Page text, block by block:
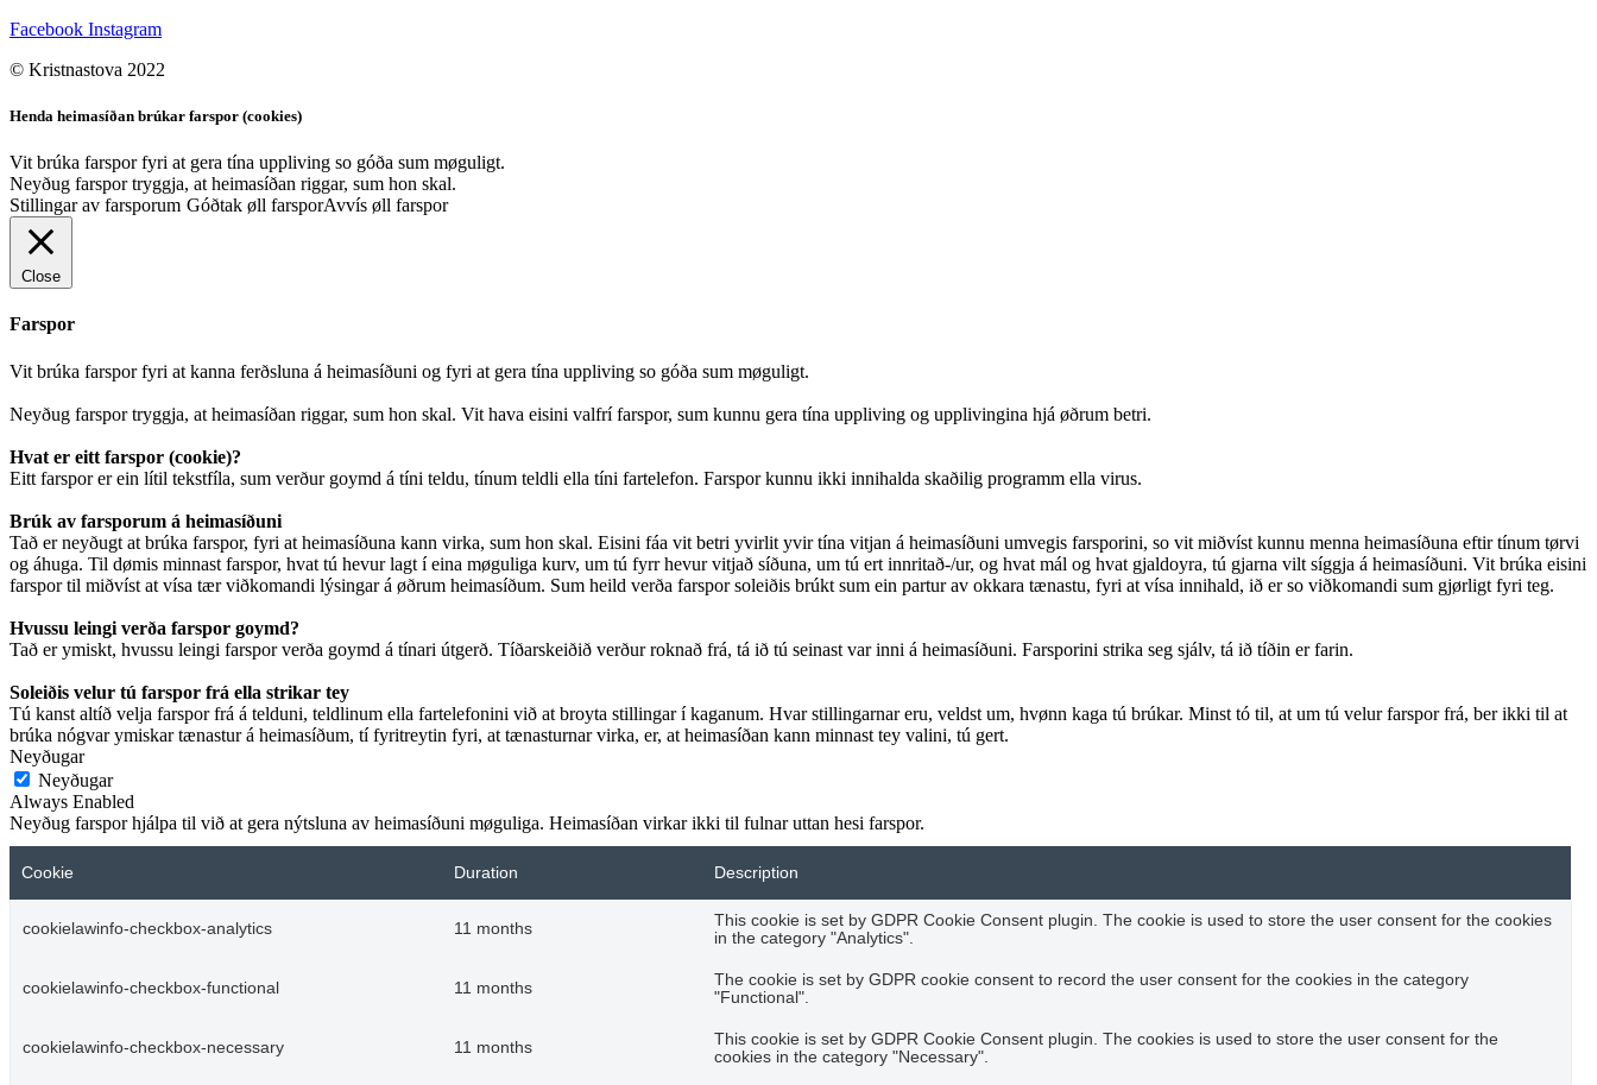
Facebook Instagram
© Kristnastova 2022
Henda heimasíðan brúkar farspor (cookies)
Vit brúka farspor fyri at gera tína uppliving so góða sum møguligt.
Neyðug farspor tryggja, at heimasíðan riggar, sum hon skal.
Stillingar av farsporum Góðtak øll farsporAvvís øll farspor
Close
Farspor
Vit brúka farspor fyri at kanna ferðsluna á heimasíðuni og fyri at gera tína uppliving so góða sum møguligt.
Neyðug farspor tryggja, at heimasíðan riggar, sum hon skal. Vit hava eisini valfrí farspor, sum kunnu gera tína uppliving og upplivingina hjá øðrum betri.
Hvat er eitt farspor (cookie)?
Eitt farspor er ein lítil tekstfíla, sum verður goymd á tíni teldu, tínum teldli ella tíni fartelefon. Farspor kunnu ikki innihalda skaðilig programm ella virus.
Brúk av farsporum á heimasíðuni
Tað er neyðugt at brúka farspor, fyri at heimasíðuna kann virka, sum hon skal. Eisini fáa vit betri yvirlit yvir tína vitjan á heimasíðuni umvegis farsporini, so vit miðvíst kunnu menna heimasíðuna eftir tínum tørvi
og áhuga. Til dømis minnast farspor, hvat tú hevur lagt í eina møguliga kurv, um tú fyrr hevur vitjað síðuna, um tú ert innritað-/ur, og hvat mál og hvat gjaldoyra, tú gjarna vilt síggja á heimasíðuni. Vit brúka eisini
farspor til miðvíst at vísa tær viðkomandi lýsingar á øðrum heimasíðum. Sum heild verða farspor soleiðis brúkt sum ein partur av okkara tænastu, fyri at vísa innihald, ið er so viðkomandi sum gjørligt fyri teg.
Hvussu leingi verða farspor goymd?
Tað er ymiskt, hvussu leingi farspor verða goymd á tínari útgerð. Tíðarskeiðið verður roknað frá, tá ið tú seinast var inni á heimasíðuni. Farsporini strika seg sjálv, tá ið tíðin er farin.
Soleiðis velur tú farspor frá ella strikar tey
Tú kanst altíð velja farspor frá á telduni, teldlinum ella fartelefonini við at broyta stillingar í kaganum. Hvar stillingarnar eru, veldst um, hvønn kaga tú brúkar. Minst tó til, at um tú velur farspor frá, ber ikki til at
brúka nógvar ymiskar tænastur á heimasíðum, tí fyritreytin fyri, at tænasturnar virka, er, at heimasíðan kann minnast tey valini, tú gert.
Neyðugar
Neyðugar
Always Enabled
Neyðug farspor hjálpa til við at gera nýtsluna av heimasíðuni møguliga. Heimasíðan virkar ikki til fulnar uttan hesi farspor.
Cookie Duration Description
cookielawinfo-checkbox-analytics 11 months
This cookie is set by GDPR Cookie Consent plugin. The cookie is used to store the user consent for the cookies
in the category "Analytics".
cookielawinfo-checkbox-functional 11 months
The cookie is set by GDPR cookie consent to record the user consent for the cookies in the category
"Functional".
cookielawinfo-checkbox-necessary 11 months
This cookie is set by GDPR Cookie Consent plugin. The cookies is used to store the user consent for the
cookies in the category "Necessary".